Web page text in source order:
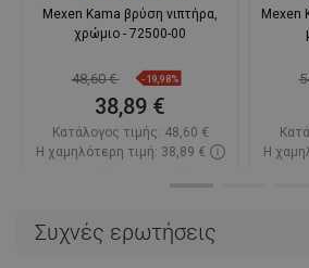
Συχνές ερωτήσεις
Mexen Kama βρύση νιπτήρα,
χρώμιο - 72500-00
48,60 € -19,98%
38,89 €
Κατάλογος τιμής: 48,60 €
Η χαμηλότερη τιμή: 38,89 €
Mexen
Η